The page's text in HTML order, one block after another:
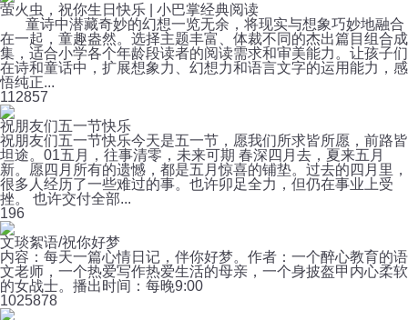
萤火虫，祝你生日快乐 | 小巴掌经典阅读
童诗中潜藏奇妙的幻想一览无余，将现实与想象巧妙地融合
在一起，童趣盎然。选择主题丰富、体裁不同的杰出篇目组合成
集，适合小学各个年龄段读者的阅读需求和审美能力。让孩子们
在诗和童话中，扩展想象力、幻想力和语言文字的运用能力，感
悟纯正...
112857
祝朋友们五一节快乐
祝朋友们五一节快乐今天是五一节，愿我们所求皆所愿，前路皆
坦途。01五月，往事清零，未来可期 春深四月去，夏来五月
新。愿四月所有的遗憾，都是五月惊喜的铺垫。过去的四月里，
很多人经历了一些难过的事。也许卯足全力，但仍在事业上受
挫。 也许交付全部...
196
文琰絮语/祝你好梦
内容：每天一篇心情日记，伴你好梦。作者：一个醉心教育的语
文老师，一个热爱写作热爱生活的母亲，一个身披盔甲内心柔软
的女战士。播出时间：每晚9:00
1025878